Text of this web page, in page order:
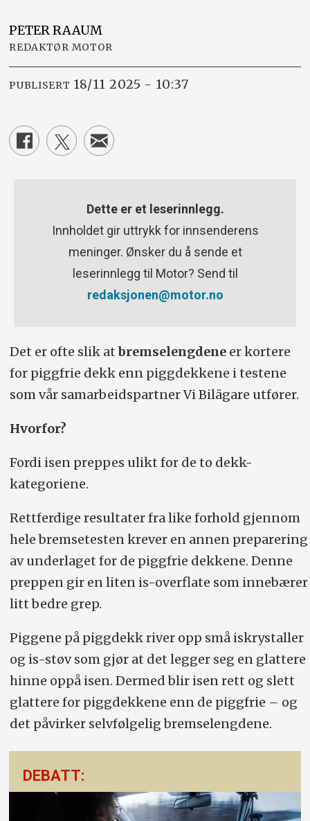
PETERRAAUM
REDAKTØR MOTOR
PUBLISERT 18/11 2025 - 10:37
Dette er et leserinnlegg.
Innholdet gir uttrykk for innsenderens
meninger. Ønsker du å sende et
leserinnlegg til Motor? Send til
redaksjonen@motor.no
Det er ofte slik atbremselengdeneer kortere
for piggfrie dekk enn piggdekkene i testene
som vår samarbeidspartner Vi Bilägare utfører.
Hvorfor?
Fordi isen preppes ulikt for de to dekk-
kategoriene.
Rettferdige resultater fra like forhold gjennom
hele bremsetesten krever en annen preparering
av underlaget for de piggfrie dekkene. Denne
preppen gir en liten is-overflate som innebærer
litt bedre grep.
Piggene på piggdekk river opp små iskrystaller
og is-støv som gjør at det legger seg en glattere
hinne oppå isen. Dermed blir isen rett og slett
glattere for piggdekkene enn de piggfrie – og
det påvirker selvfølgelig bremselengdene.
DEBATT: